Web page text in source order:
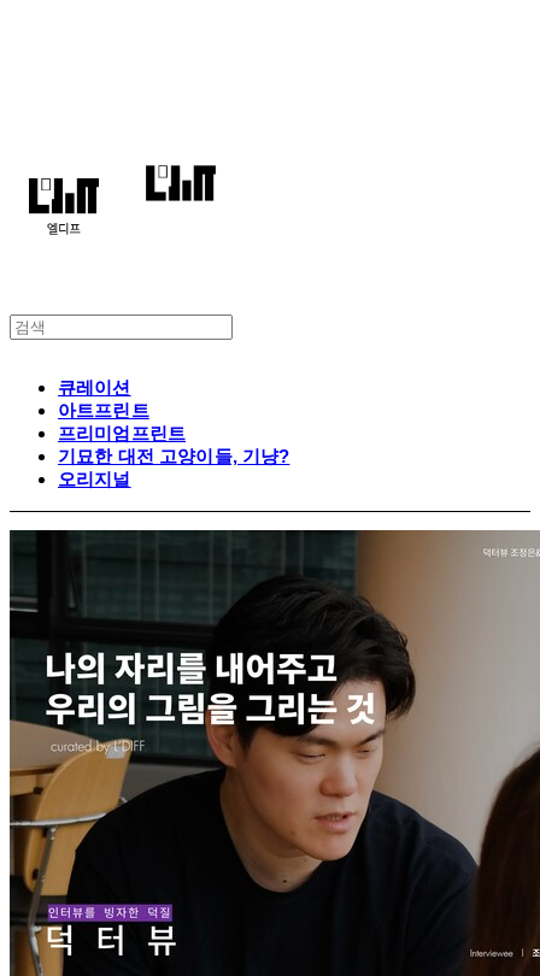
큐레이션
아트프린트
프리미엄프린트
기묘한 대전 고양이들, 기냥?
오리지널